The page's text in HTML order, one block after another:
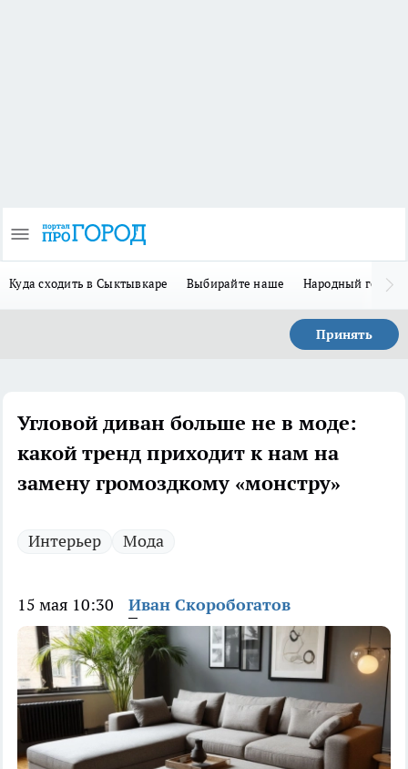
Куда сходить в Сыктывкаре Выбирайте наше Народный герой
Принять
Угловой диван больше не в моде:
какой тренд приходит к нам на
замену громоздкому «монстру»
Интерьер Мода
15 мая 10:30 Иван Скоробогатов